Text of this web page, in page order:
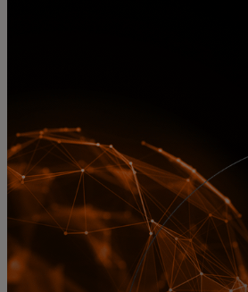
Για τον κόσμο
Για καινοτόμους
Νέα και τάσεις